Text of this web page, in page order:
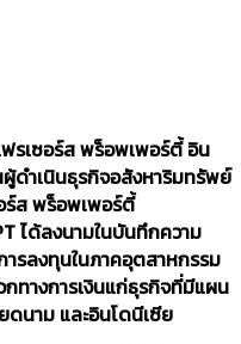
ฟรเซอร์ส พร็อพเพอร์ตี้ อิน
ดำเนินธุรกิจอสังหาริมทรัพย์
ร์ส พร็อพเพอร์ตี้
ได้ลงนามในบันทึกความ
ารลงทุนในภาคอุตสาหกรรม
ทางการเงินแก่ธุรกิจที่มีแผน
ดนาม และอินโดนีเซีย